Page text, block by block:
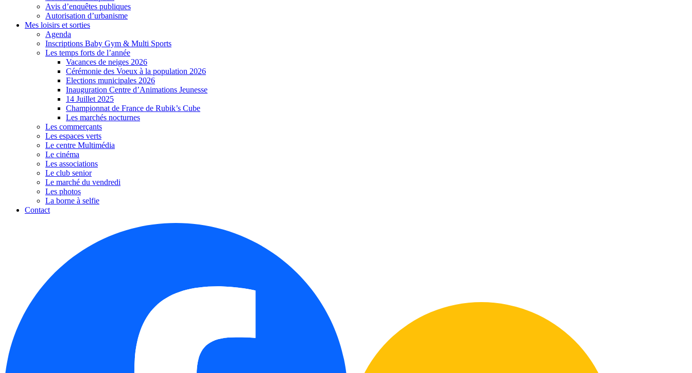
Avis d’enquêtes publiques
Autorisation d’urbanisme
Mes loisirs et sorties
Agenda
Inscriptions Baby Gym & Multi Sports
Les temps forts de l’année
Vacances de neiges 2026
Cérémonie des Voeux à la population 2026
Elections municipales 2026
Inauguration Centre d’Animations Jeunesse
14 Juillet 2025
Championnat de France de Rubik’s Cube
Les marchés nocturnes
Les commerçants
Les espaces verts
Le centre Multimédia
Le cinéma
Les associations
Le club senior
Le marché du vendredi
Les photos
La borne à selfie
Contact